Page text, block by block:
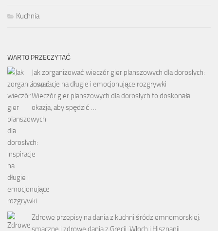
Kuchnia
WARTO PRZECZYTAĆ
Jak zorganizować wieczór gier planszowych dla dorosłych:
inspiracje na długie i emocjonujące rozgrywki
Wieczór gier planszowych dla dorosłych to doskonała
okazja, aby spędzić …
Zdrowe przepisy na dania z kuchni śródziemnomorskiej:
smaczne i zdrowe dania z Grecji, Włoch i Hiszpanii